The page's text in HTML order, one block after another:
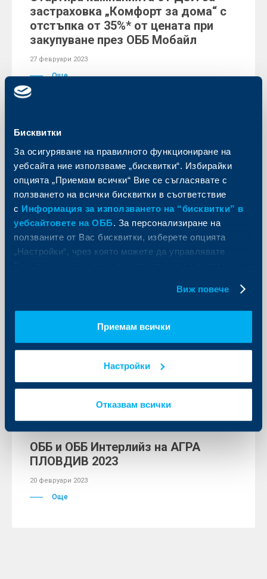
Бисквитки
За осигуряване на правилното функциониране на
уебсайта ние използваме „бисквитки“. Избирайки
опцията „Приемам всички“ Вие се съгласявате с
ползването на всички бисквитки в съответствие
с Информация за използването на “бисквитки” в
уебсайтовете на ОББ. За персонализиране на
ползваните от Вас бисквитки, изберете опцията
„Настройки“, чрез която можете да управлявате
Виж повече
Приемам всички
Настройки
Отказвам всички
застраховка „Комфорт за дома“ с
отстъпка от 35%* от цената при
закупуване през ОББ Мобайл
27 февруари 2023
Още
Уведомление за разпространение
на фалшиви имейли от името на
ОББ
22 февруари 2023
Още
Бизнес
ОББ и ОББ Интерлийз на АГРА
ПЛОВДИВ 2023
20 февруари 2023
Още